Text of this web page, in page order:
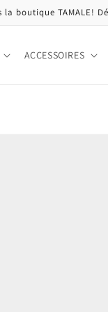
la boutique TAMALE!
ACCESSOIRES